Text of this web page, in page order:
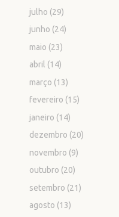
julho (29)
junho (24)
maio (23)
abril (14)
março (13)
fevereiro (15)
janeiro (14)
dezembro (20)
novembro (9)
outubro (20)
setembro (21)
agosto (13)